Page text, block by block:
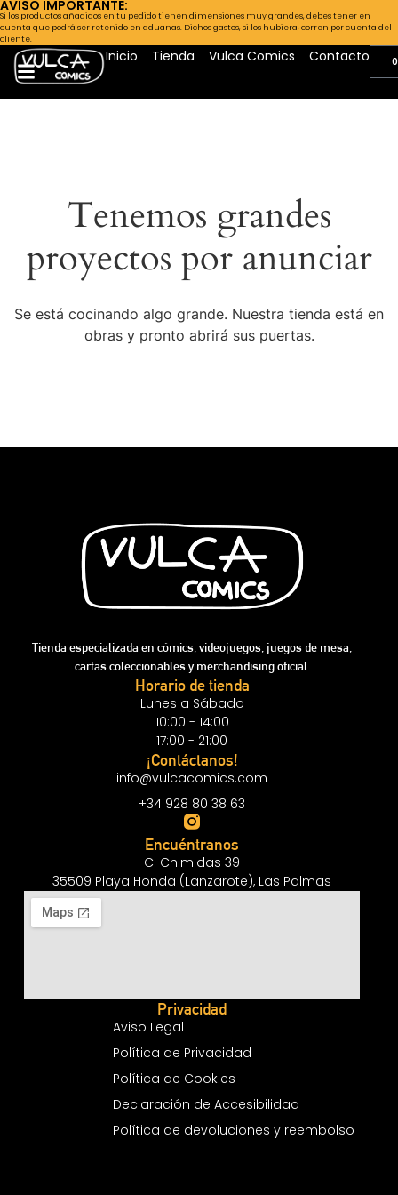
AVISO IMPORTANTE:
Si los productos añadidos en tu pedido tienen dimensiones muy grandes, debes tener en
cuenta que podrá ser retenido en aduanas. Dichos gastos, si los hubiera, corren por cuenta del
cliente.
Inicio Tienda Vulca Comics Contacto
Tenemos grandes
proyectos por anunciar
Se está cocinando algo grande. Nuestra tienda está en
obras y pronto abrirá sus puertas.
Tienda especializada en cómics, videojuegos, juegos de mesa,
cartas coleccionables y merchandising oficial.
Horario de tienda
Lunes a Sábado
10:00 - 14:00
17:00 - 21:00
¡Contáctanos!
info@vulcacomics.com
+34 928 80 38 63
Encuéntranos
C. Chimidas 39
35509 Playa Honda (Lanzarote), Las Palmas
Privacidad
Aviso Legal
Política de Privacidad
Política de Cookies
Declaración de Accesibilidad
Política de devoluciones y reembolso